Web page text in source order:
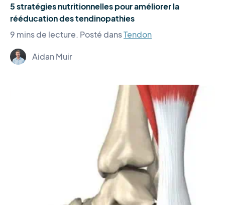
5 stratégies nutritionnelles pour améliorer la
rééducation des tendinopathies
9 mins de lecture. Posté dansTendon
Aidan Muir